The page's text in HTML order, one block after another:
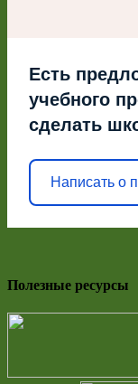
Есть
учебного
сделать
Написать о
Полезные ресурсы